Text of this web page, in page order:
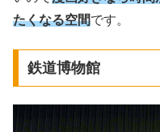
たくなる空間です。
鉄道博物館